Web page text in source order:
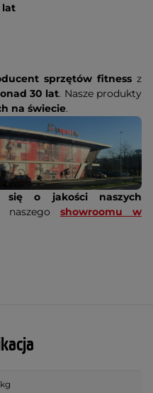
lat
sprzętów fitness z
30 lat. Nasze produkty
na świecie.
się o jakości naszych
naszego showroomu w